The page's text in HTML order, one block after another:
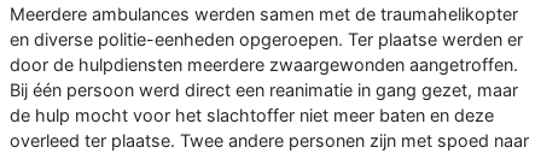
Meerdere ambulances werden samen met de traumahelikopter
en diverse politie-eenheden opgeroepen. Ter plaatse werden er
door de hulpdiensten meerdere zwaargewonden aangetroffen.
Bij één persoon werd direct een reanimatie in gang gezet, maar
de hulp mocht voor het slachtoffer niet meer baten en deze
overleed ter plaatse. Twee andere personen zijn met spoed naar